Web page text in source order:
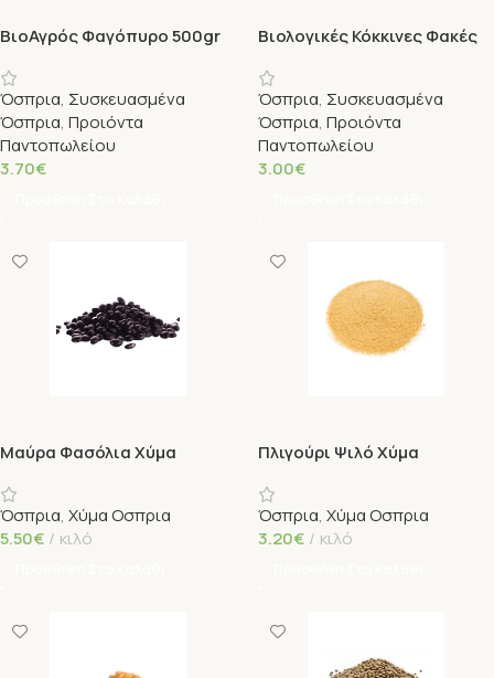
ΒιοΑγρός Φαγόπυρο 500gr
Όσπρια, Συσκευασμένα
Όσπρια, Προιόντα
Παντοπωλείου
3.70€
Βιολογικές Κόκκινες Φακές
Όσπρια, Συσκευασμένα
Όσπρια, Προιόντα
Παντοπωλείου
3.00€
Μαύρα Φασόλια Χύμα
Όσπρια, Χύμα Οσπρια
5.50€ κιλό
Πλιγούρι Ψιλό Χύμα
Όσπρια, Χύμα Οσπρια
3.20€ κιλό